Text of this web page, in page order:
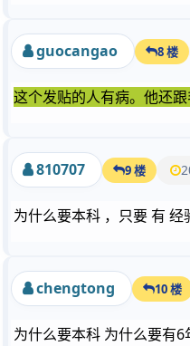
guocangao 8 楼
这个发贴的人有病。他还
810707 9 楼
为什么要本科 ，只要 有 经
chengtong 10 楼
为什么要本科 为什么要有6